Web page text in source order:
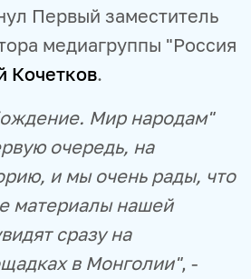
Первый заместитель
медиагруппы "Россия
Кочетков.
Мир народам"
очередь, на
и мы очень рады, что
материалы нашей
сразу на
в Монголии", -